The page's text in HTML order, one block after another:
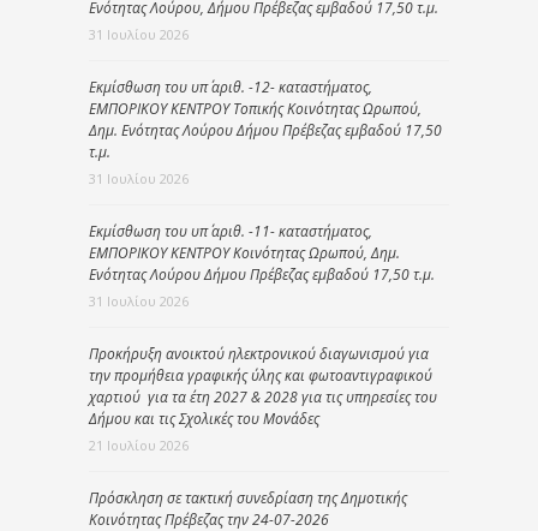
Ενότητας Λούρου, Δήμου Πρέβεζας εμβαδού 17,50 τ.μ.
31 Ιουλίου 2026
Εκμίσθωση του υπ΄ αριθ. -12- καταστήματος,
ΕΜΠΟΡΙΚΟΥ ΚΕΝΤΡΟΥ Τοπικής Κοινότητας Ωρωπού,
Δημ. Ενότητας Λούρου Δήμου Πρέβεζας εμβαδού 17,50
τ.μ.
31 Ιουλίου 2026
Εκμίσθωση του υπ΄ αριθ. -11- καταστήματος,
ΕΜΠΟΡΙΚΟΥ ΚΕΝΤΡΟΥ Κοινότητας Ωρωπού, Δημ.
Ενότητας Λούρου Δήμου Πρέβεζας εμβαδού 17,50 τ.μ.
31 Ιουλίου 2026
Προκήρυξη ανοικτού ηλεκτρονικού διαγωνισμού για
την προμήθεια γραφικής ύλης και φωτοαντιγραφικού
χαρτιού για τα έτη 2027 & 2028 για τις υπηρεσίες του
Δήμου και τις Σχολικές του Μονάδες
21 Ιουλίου 2026
Πρόσκληση σε τακτική συνεδρίαση της Δημοτικής
Κοινότητας Πρέβεζας την 24-07-2026